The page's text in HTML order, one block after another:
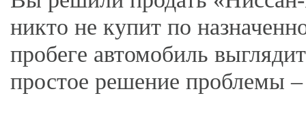
никто не купит по
пробеге автомобиль
простое решение проблемы –